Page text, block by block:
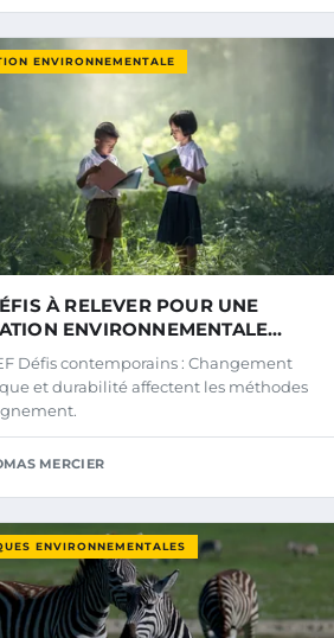
ENVIRONNEMENTALE
À RELEVER POUR UNE
ENVIRONNEMENTALE
Défis contemporains : Changement
et durabilité affectent les méthodes
MERCIER
ENVIRONNEMENTALES